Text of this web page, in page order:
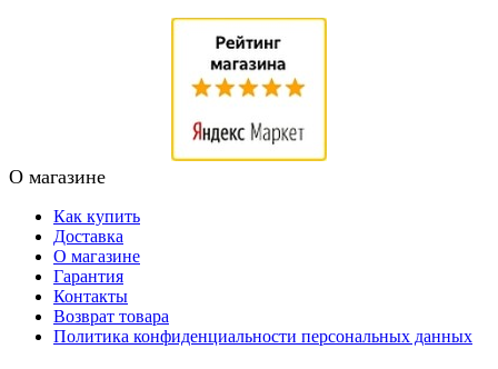
О магазине
Как купить
Доставка
О магазине
Гарантия
Контакты
Возврат товара
Политика конфиденциальности персональных данных